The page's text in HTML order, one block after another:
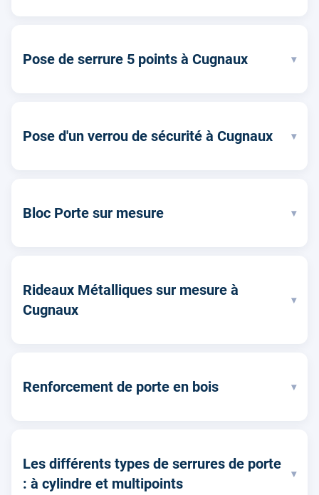
Pose de serrure 5 points à Cugnaux ▾
Pose d'un verrou de sécurité à Cugnaux ▾
Bloc Porte sur mesure ▾
Rideaux Métalliques sur mesure à
Cugnaux
▾
Renforcement de porte en bois ▾
Les différents types de serrures de porte
: à cylindre et multipoints
▾